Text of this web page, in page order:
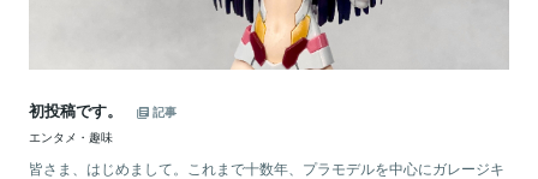
初投稿です。
記事
エンタメ・趣味
皆さま、はじめまして。これまで十数年、プラモデルを中心にガレージキ